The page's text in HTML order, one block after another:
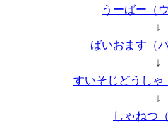
うーばー（
↓
ばいおます（
↓
すいそじどうしゃ
↓
しゃねつ